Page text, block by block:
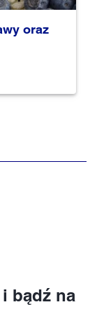
oraz
bądź na